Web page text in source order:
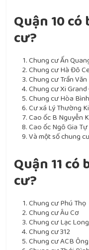
Quận 10
cư?
Chung cư Ấn
Chung cư Hà Đô
Chung cư Trần Văn
Chung cư Xi
Chung cư Hòa Bình
Cư xá Lý Thường
Cao ốc B Nguyễn
Cao ốc Ngô Gia Tự
Và một số chung
Quận 11
cư?
Chung cư Phú Thọ
Chung cư Âu Cơ
Chung cư Lạc
Chung cư 312
Chung cư ACB